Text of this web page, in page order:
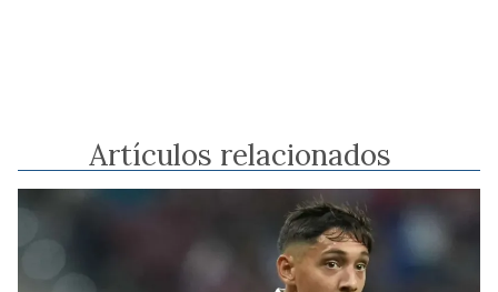
Artículos relacionados